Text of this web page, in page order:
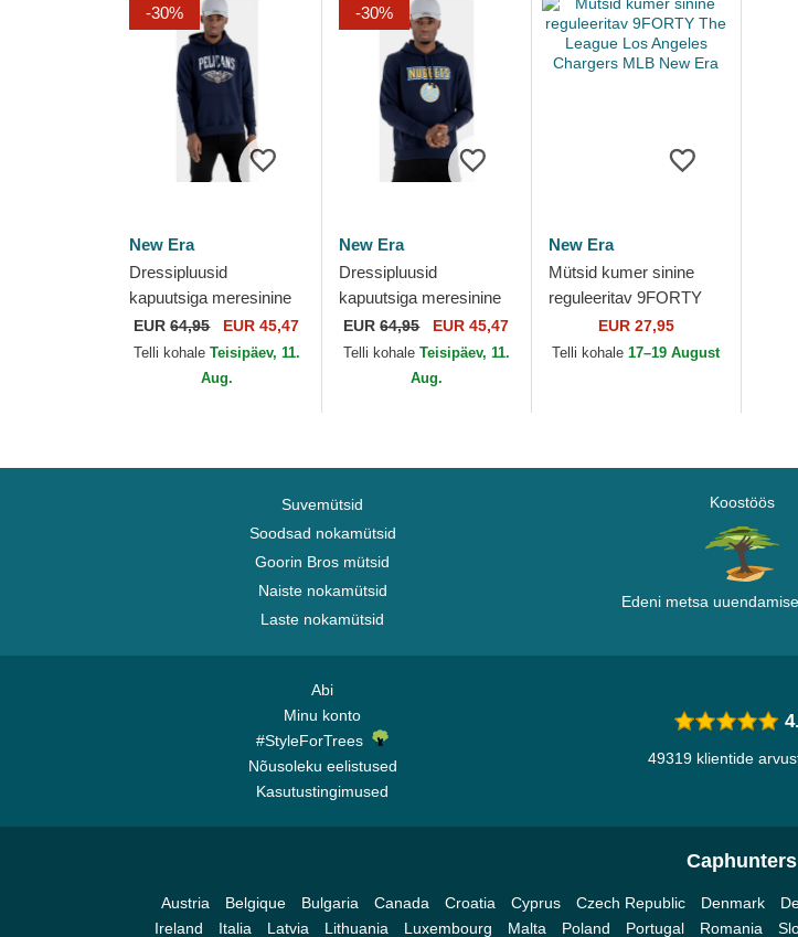
-30%
New Era
Dressipluusid
kapuutsiga meresinine
Pullover Hoody New
Orleans Pelicans NBA
EUR64,95 EUR 45,47
Telli kohale Teisipäev, 11.
Aug.
-30%
New Era
Dressipluusid
kapuutsiga meresinine
Pullover Hoody Denver
Nuggets NBA New Era
EUR64,95 EUR 45,47
Telli kohale Teisipäev, 11.
Aug.
New Era
Mütsid kumer sinine
reguleeritav 9FORTY
The League Los
Angeles Chargers MLB
EUR 27,95
Telli kohale17–19 August
Suvemütsid
Soodsad nokamütsid
Goorin Bros mütsid
Naiste nokamütsid
Laste nokamütsid
Koostöös
Edeni metsa
Abi
Minu konto
#StyleForTrees
Nõusoleku eelistused
Kasutustingimused
49319 klientide
Caphunters
Austria Belgique Bulgaria Canada Croatia Cyprus Czech Republic Denmark
Ireland
Italia Latvia Lithuania Luxembourg Malta Poland Portugal Romania